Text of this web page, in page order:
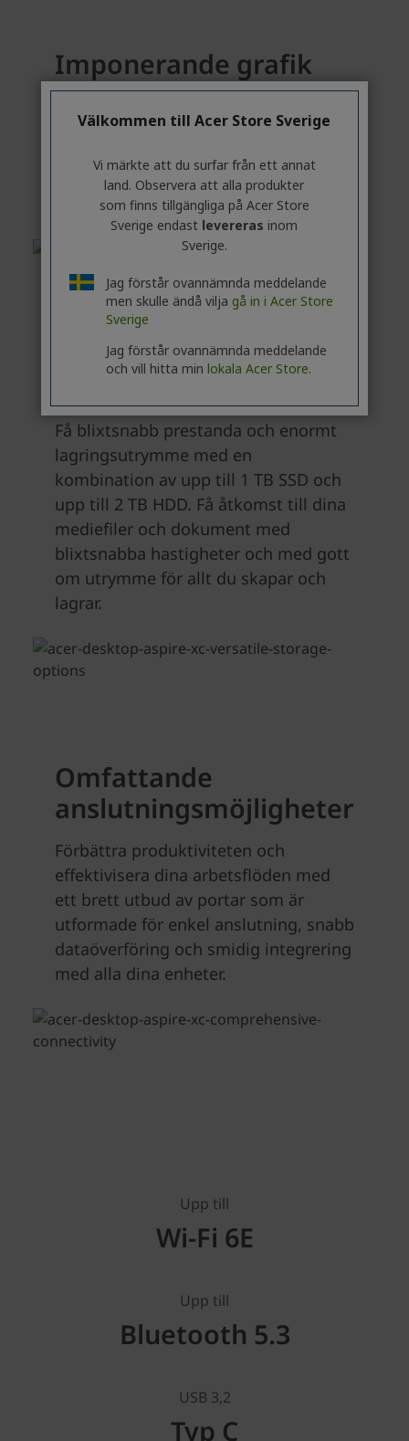
Välkommen till Acer Store Sverige
Vi märkte att du surfar från ett annat
land. Observera att alla produkter
som finns tillgängliga på Acer Store
Sverige endast levereras inom
Sverige.
Jag förstår ovannämnda meddelande
men skulle ändå vilja gå in i Acer Store
Sverige
Jag förstår ovannämnda meddelande
och vill hitta min lokala Acer Store.